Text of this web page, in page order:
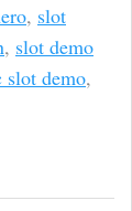
, slot
, slot demo
slot demo,